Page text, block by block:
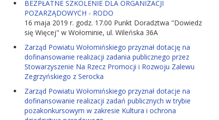
BEZPŁATNE SZKOLENIE DLA ORGANIZACJI
POZARZĄDOWYCH - RODO
16 maja 2019 r. godz. 17.00 Punkt Doradztwa "Dowiedz
się Więcej" w Wołominie, ul. Wileńska 36A
Zarząd Powiatu Wołomińskiego przyznał dotację na
dofinansowanie realizacji zadania publicznego przez
Stowarzyszenie Na Rzecz Promocji i Rozwoju Zalewu
Zegrzyńskiego z Serocka
Zarząd Powiatu Wołomińskiego przyznał dotacje na
dofinansowanie realizacji zadań publicznych w trybie
pozakonkursowym w zakresie Kultura i ochrona